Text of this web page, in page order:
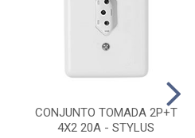
CONJUNTO TOMADA 2P+T
4X2 20A - STYLUS